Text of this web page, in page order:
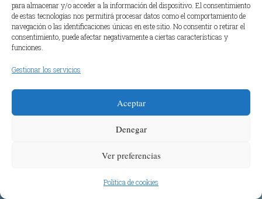
para almacenar y/o acceder a la información del dispositivo. El consentimiento
de estas tecnologías nos permitirá procesar datos como el comportamiento de
navegación o las identificaciones únicas en este sitio. No consentir o retirar el
consentimiento, puede afectar negativamente a ciertas características y
funciones.
Gestionar los servicios
Aceptar
Denegar
Ver preferencias
Política de cookies
Ostane :
Djokovic eliminado!!!
5 horas
Comienza el Castilla